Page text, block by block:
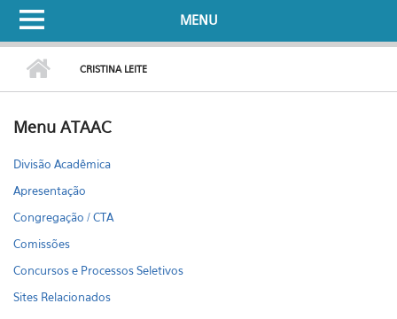
MENU
CRISTINA LEITE
Menu ATAAC
Divisão Acadêmica
Apresentação
Congregação / CTA
Comissões
Concursos e Processos Seletivos
Sites Relacionados